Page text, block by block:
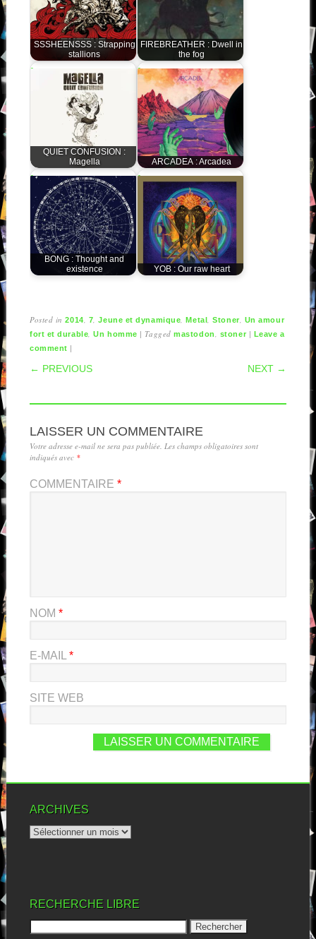
SSSHEENSSS : Strapping
stallions
FIREBREATHER : Dwell in
the fog
QUIET CONFUSION :
Magella
ARCADEA : Arcadea
BONG : Thought and
existence
YOB : Our raw heart
Posted in2014, 7,Jeune et dynamique,Metal,Stoner, Un amour
fort et durable,Un homme |Taggedmastodon, stoner | Leave a
comment |
POST NAVIGATION
← PREVIOUS NEXT →
LAISSER UN COMMENTAIRE
Votre adresse e-mail ne sera pas publiée. Les champs obligatoires sont
indiqués avec *
COMMENTAIRE *
NOM *
E-MAIL *
SITE WEB
ARCHIVES
RECHERCHE LIBRE